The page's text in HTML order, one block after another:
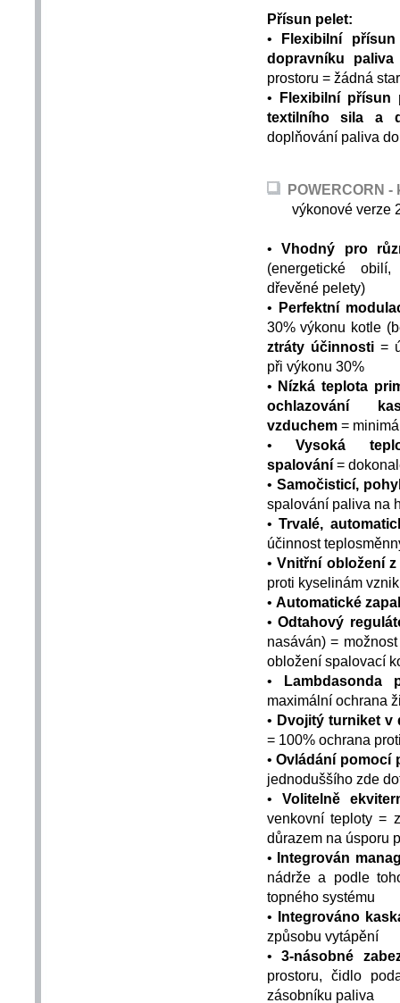
Přísun pelet:
• Flexibilní
dopravníku
prostoru = žádná
• Flexibilní
textilního sila a
doplňování paliva
POWERCORN
výkonové verze
•Vhodný pro
(energetické
dřevěné pelety)
• Perfektní
30% výkonu kotle
ztráty účinnosti =
při výkonu 30%
• Nízká teplota
ochlazování
vzduchem=
•Vysoká
spalování=
• Samočisticí,
spalování paliva na
•Trvalé,
účinnost
•Vnitřní obložení
proti kyselinám
• Automatické
•Odtahový
nasáván) =
obložení spalovací
•
maximální ochrana
• Dvojitý turniket v
= 100% ochrana
•Ovládání pomocí
jednoduššího zde
• Volitelně
venkovní teploty =
důrazem na úsporu
• Integrován
nádrže a podle
topného systému
• Integrováno
způsobu vytápění
•3-násobné
prostoru, čidlo
zásobníku paliva